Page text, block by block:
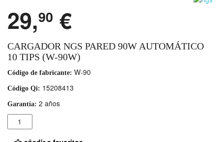
29,90 €
CARGADOR NGS PARED 90W AUTOMÁTICO
10 TIPS (W-90W)
Código de fabricante: W-90
Código Qi: 15208413
Garantía: 2 años
Cantidad